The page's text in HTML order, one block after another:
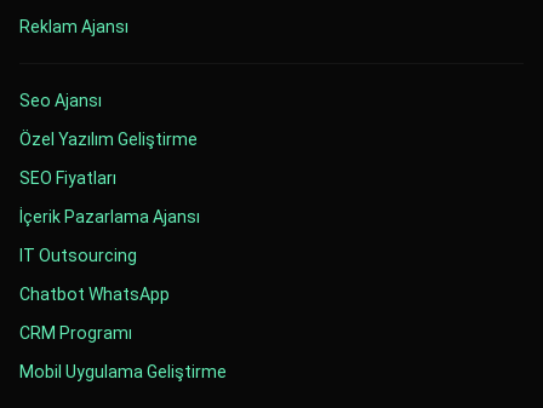
Reklam Ajansı
Seo Ajansı
Özel Yazılım Geliştirme
SEO Fiyatları
İçerik Pazarlama Ajansı
IT Outsourcing
Chatbot WhatsApp
CRM Programı
Mobil Uygulama Geliştirme